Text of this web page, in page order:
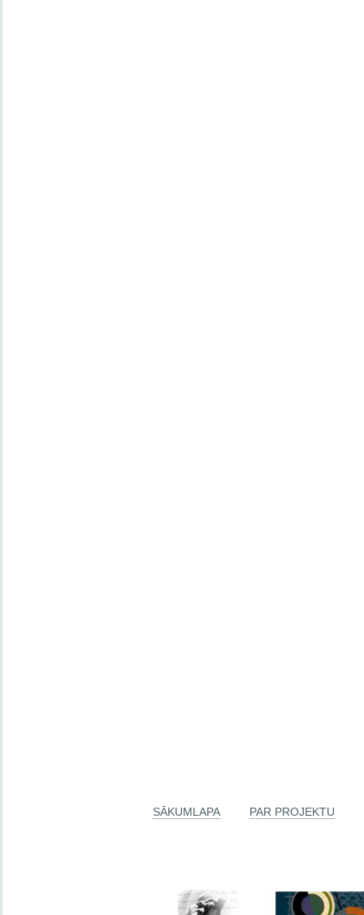
SĀKUMLAPA PAR PROJEKTU